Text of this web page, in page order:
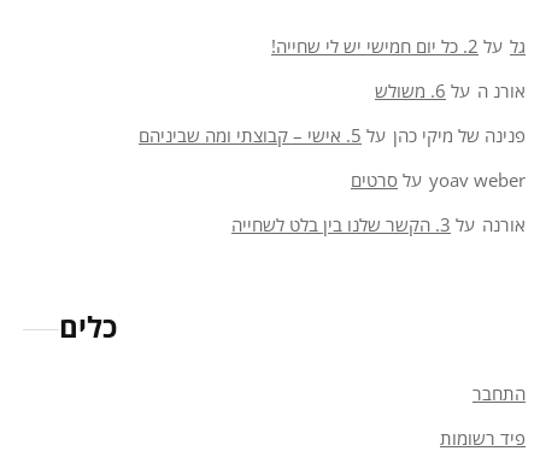
גל על 2. כל יום חמישי יש לי שחייה!
אורנ ה על 6. משולש
פנינה של מיקי כהן על 5. אישי – קבוצתי ומה שביניהם
yoav weber על סרטים
אורנה על 3. הקשר שלנו בין בלט לשחייה
כלים
התחבר
פיד רשומות